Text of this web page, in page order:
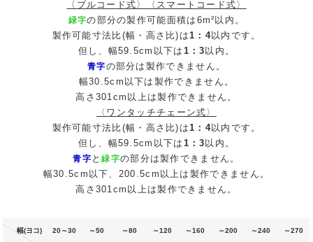
〈プルコード式〉〈スマートコード式〉
緑字の部分の製作可能面積は6m²以内。
製作可能寸法比(幅・高さ比)は 1：4以内です。
但し、幅59.5cm以下は 1：3 以内。
青字の部分は製作できません。
幅30.5cm以下は製作できません。
高さ301cm以上は製作できません。
〈ワンタッチチェーン式〉
製作可能寸法比(幅・高さ比)は 1：4以内です。
但し、幅59.5cm以下は 1：3 以内。
青字 と緑字の部分は製作できません。
幅30.5cm以下、200.5cm以上は製作できません。
高さ301cm以上は製作できません。
幅(ヨコ) 20～30 ～50 ～80 ～120 ～160 ～200 ～240 ～270